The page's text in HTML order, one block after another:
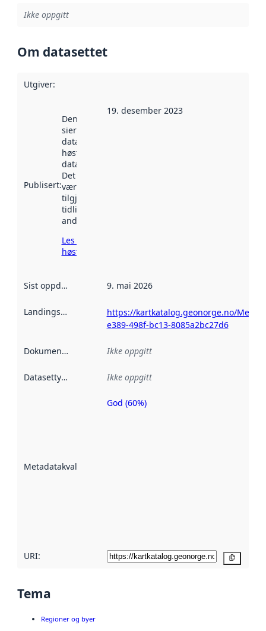
Ikke oppgitt
Om datasettet
Utgiver:
Publisert:
Denne datoen
sier når
datasettet ble
høstet av
data.norge.no.
Det kan ha
vært
tilgjengelig
tidligere
andre steder.
Les mer om
høsting her
19. desember 2023
Sist oppdatert 9. mai 2026
Landingsside
https://kartkatalog.geonorge.no/
e389-498f-bc13-8085a2bc27d6
Dokumentasjon Ikke oppgitt
Datasettype Ikke oppgitt
Metadatakvalitet
Metadatakvalitet
God (60%)
URI:
Tema
Regioner og byer